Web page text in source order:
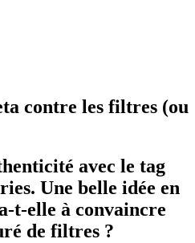
contre les filtres (ou
avec le tag
Une belle idée en
t-elle à convaincre
de filtres ?